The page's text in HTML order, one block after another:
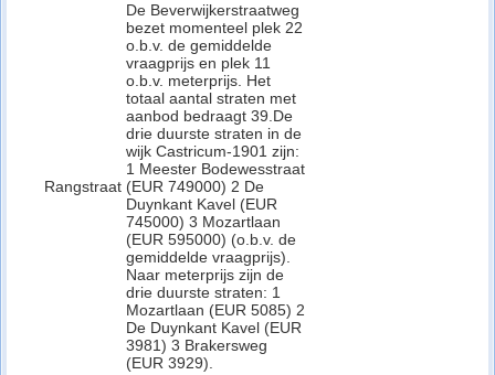
Rangstraat
De Beverwijkerstraatweg
bezet momenteel plek 22
o.b.v. de gemiddelde
vraagprijs en plek 11
o.b.v. meterprijs. Het
totaal aantal straten met
aanbod bedraagt 39.De
drie duurste straten in de
wijk Castricum-1901 zijn:
1 Meester Bodewesstraat
(EUR 749000) 2 De
Duynkant Kavel (EUR
745000) 3 Mozartlaan
(EUR 595000) (o.b.v. de
gemiddelde vraagprijs).
Naar meterprijs zijn de
drie duurste straten: 1
Mozartlaan (EUR 5085) 2
De Duynkant Kavel (EUR
3981) 3 Brakersweg
(EUR 3929).